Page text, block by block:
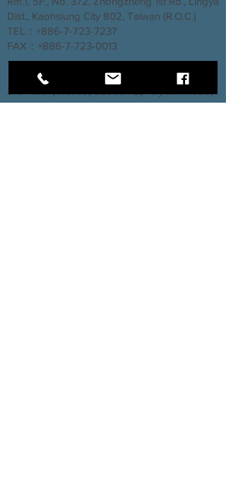
Dist., Kaohsiung City 802, Taiwan (R.O.C.)
TEL：+886-7-723-7237
FAX：+886-7-723-0013
Taichung Branch
3rd Floor, No. 66, Section 2, Taiyuan Road,
North District, Taichung City